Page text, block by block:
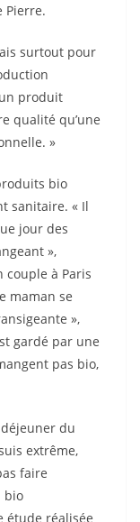
Pierre.
surtout pour
produit
qualité qu’une
»
bio
sanitaire. « Il
jour des
»,
couple à Paris
maman se
»,
gardé par une
pas bio,
du
extrême,
faire
bio
étude réalisée